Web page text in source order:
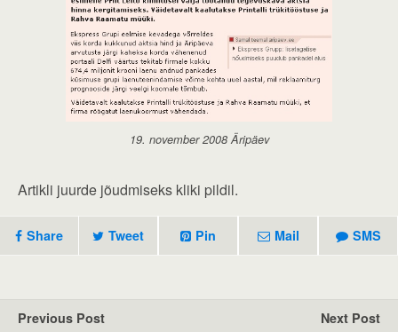
19. november 2008 Äripäev
Artikli juurde jõudmiseks kliki pildil.
Share Tweet Pin Mail SMS
Previous Post Next Post